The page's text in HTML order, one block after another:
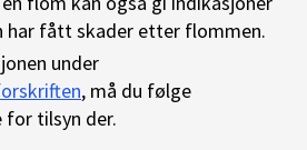
har fått skader etter flommen.
under
, må du følge
for tilsyn der.